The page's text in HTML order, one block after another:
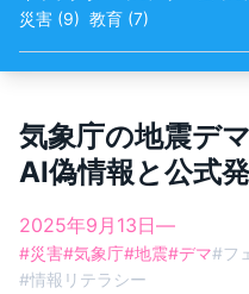
災害 (9) 教育 (7)
気象庁の地震デ
AI偽情報と公式
2025年9月13日—
#災害#気象庁#地震#デマ#フ
#情報リテラシー